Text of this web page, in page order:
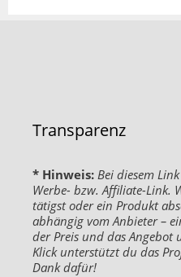
Transparenz
* Hinweis: Bei diesem
Werbe- bzw. Affiliate-Link.
tätigst oder ein Produkt
abhängig vom Anbieter –
der Preis und das
Klick unterstützt du das
Dank dafür!